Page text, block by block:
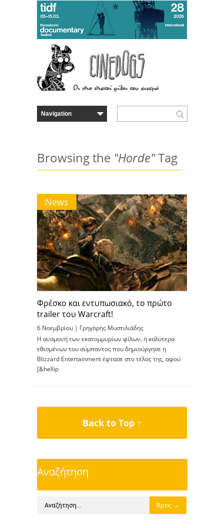
Browsing the "Horde"Tag
News
Φρέσκο και εντυπωσιακό, το πρώτο
trailer του Warcraft!
6 Νοεμβρίου | Γρηγόρης Μυστιλιάδης
Η αναμονή των εκατομμυρίων φίλων, ή καλύτερα
εθισμένων του σύμπαντος που δημιούργησε η
Blizzard Entertainment έφτασε στο τέλος της, αφού
[&hellip
Back to Top ↑
Αναζήτηση